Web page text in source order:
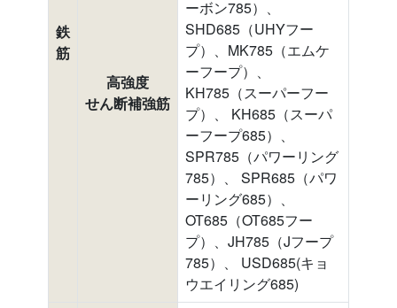
鉄
筋
高強度
せん断補強筋
ーボン785）、
SHD685（UHYフー
プ）、MK785（エムケ
ーフープ）、
KH785（スーパーフー
プ）、 KH685（スーパ
ーフープ685）、
SPR785（パワーリング
785）、 SPR685（パワ
ーリング685）、
OT685（OT685フー
プ）、JH785（Jフープ
785）、 USD685(キョ
ウエイリング685)